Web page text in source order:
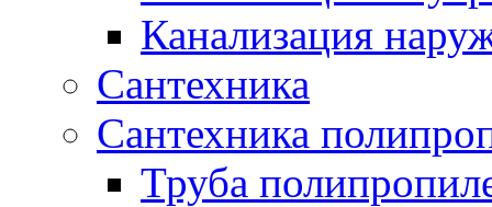
Канализация
Сантехника
Сантехника
Труба